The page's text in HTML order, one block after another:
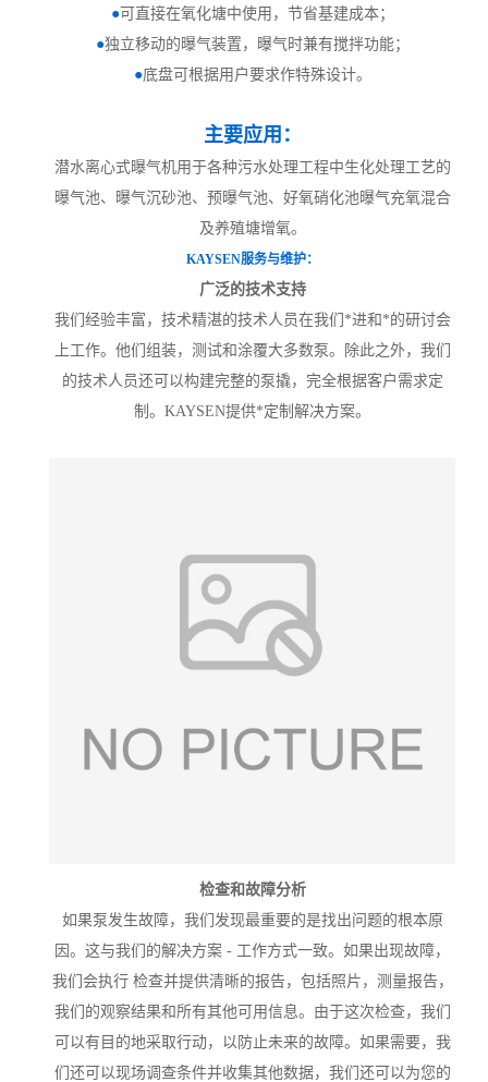
●可直接在氧化塘中使用，节省基建成本；
●独立移动的曝气装置，曝气时兼有搅拌功能；
●底盘可根据用户要求作特殊设计。
主要应用：
潜水离心式曝气机用于各种污水处理工程中生化处理工艺的
曝气池、曝气沉砂池、预曝气池、好氧硝化池曝气充氧混合
及养殖塘增氧。
KAYSEN服务与维护：
广泛的技术支持
我们经验丰富，技术精湛的技术人员在我们*进和*的研讨会
上工作。他们组装，测试和涂覆大多数泵。除此之外，我们
的技术人员还可以构建完整的泵撬，完全根据客户需求定
制。KAYSEN提供*定制解决方案。
检查和故障分析
如果泵发生故障，我们发现最重要的是找出问题的根本原
因。这与我们的解决方案 - 工作方式一致。如果出现故障，
我们会执行 检查并提供清晰的报告，包括照片，测量报告，
我们的观察结果和所有其他可用信息。由于这次检查，我们
可以有目的地采取行动，以防止未来的故障。如果需要，我
们还可以现场调查条件并收集其他数据，我们还可以为您的